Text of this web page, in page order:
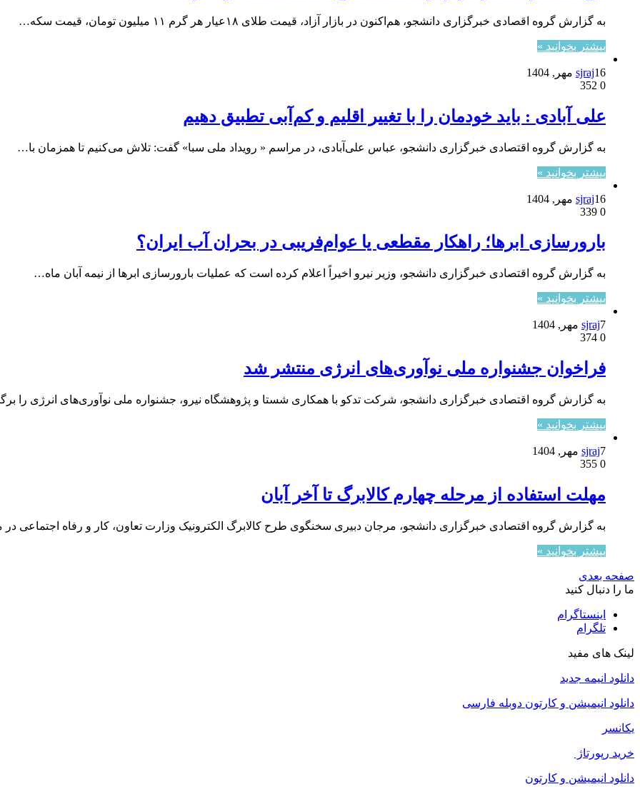
به گزارش گروه اقصادی خبرگزاری دانشجو، هم‌اکنون در بازار آزاد، قیمت طلای ۱۸عیار هر گرم ۱۱ میلیون تومان، قیمت سکه…
بیشتر بخوانید »
sjraj16 مهر, 1404
0
علی آبادی : باید خودمان را با تغییر اقلیم و کم‌آبی تطبیق دهیم
به گزارش گروه اقتصادی خبرگزاری دانشجو، عباس علی‌آبادی، در مراسم « رویداد ملی سبا» گفت: تلاش می‌کنیم تا همزمان با…
بیشتر بخوانید »
sjraj16 مهر, 1404
0
بارورسازی ابرها؛ راهکار مقطعی یا عوام‌فریبی در بحران آب ایران؟
به گزارش گروه اقتصادی خبرگزاری دانشجو، وزیر نیرو اخیراً اعلام کرده است که عملیات بارورسازی ابرها از نیمه آبان ماه…
بیشتر بخوانید »
sjraj7 مهر, 1404
0
فراخوان جشنواره ملی نوآوری‌های انرژی منتشر شد
به گزارش گروه اقتصادی خبرگزاری دانشجو، شرکت تدکو با همکاری شستا و پژوهشگاه نیرو، جشنواره ملی نوآوری‌های انرژی را
بیشتر بخوانید »
sjraj7 مهر, 1404
0
مهلت استفاده از مرحله چهارم کالابرگ تا آخر آبان
به گزارش گروه اقتصادی خبرگزاری دانشجو، مرجان دبیری سخنگوی طرح کالابرگ الکترونیک وزارت تعاون، کار و رفاه اجتماعی
بیشتر بخوانید »
صفحه بعدی
ما را دنبال کنید
اینستاگرام
تلگرام
لینک های مفید
دانلود انیمه جدید
دانلود انیمیشن و کارتون دوبله فارسی
یکانسر
خرید رپورتاژ
دانلود انیمیشن و کارتون